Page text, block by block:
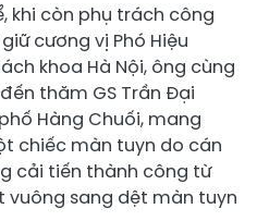
khi còn phụ trách công
cương vị Phó Hiệu
khoa Hà Nội, ông cùng
thăm GS Trần Đại
Hàng Chuối, mang
chiếc màn tuyn do cán
cải tiến thành công từ
sang dệt màn tuyn